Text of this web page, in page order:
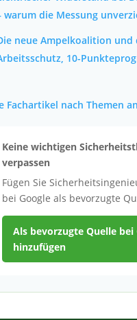
warum die Messung
neue Ampelkoalition und
10-
Fachartikel nach Themen
Keine wichtigen
verpassen
Fügen Sie
bei Google als bevorzugte
Als bevorzugte Quelle bei
hinzufügen